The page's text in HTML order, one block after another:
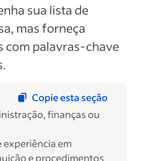
sua lista de
mas forneça
com palavras-chave
Copie esta seção
finanças ou
experiência em
e procedimentos